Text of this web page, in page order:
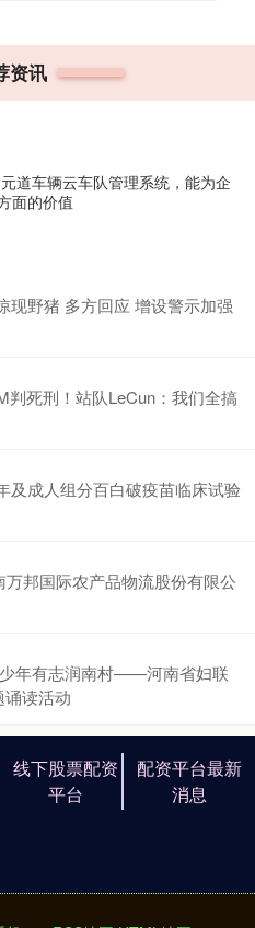
资讯
道车辆云车队管理系统，能为企
面的价值
现野猪 多方回应 增设警示加强
死刑！站队LeCun：我们全搞
及成人组分百白破疫苗临床试验
邦国际农产品物流股份有限公
年有志润南村——河南省妇联
读活动
线下股票配资
平台
配资平台最新
消息